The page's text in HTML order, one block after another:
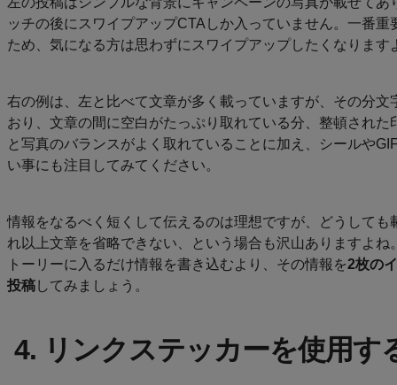
ッチの後にスワイプアップCTAしか入っていません。一番
ため、気になる方は思わずにスワイプアップしたくなります
右の例は、左と比べて文章が多く載っていますが、その分文
おり、文章の間に空白がたっぷり取れている分、整頓され
と写真のバランスがよく取れていることに加え、シールや
い事にも注目してみてください。
情報をなるべく短くして伝えるのは理想ですが、どうしても
れ以上文章を省略できない、という場合も沢山ありますよ
トーリーに入るだけ情報を書き込むより、その情報を2枚の
投稿してみましょう。
4. リンクステッカーを使用す